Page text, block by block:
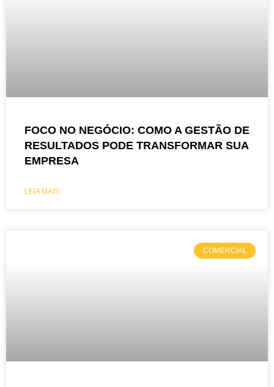
FOCO NO NEGÓCIO: COMO A GESTÃO DE
RESULTADOS PODE TRANSFORMAR SUA
EMPRESA
LEIA MAIS
COMERCIAL